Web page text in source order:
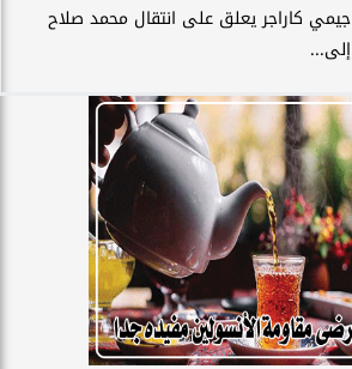
جيمي كاراجر يعلق على انتقال محمد صلاح
إلى...